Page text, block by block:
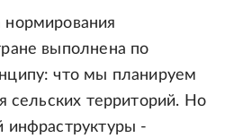
выполнена по
что мы планируем
сельских территорий. Но
инфраструктуры -